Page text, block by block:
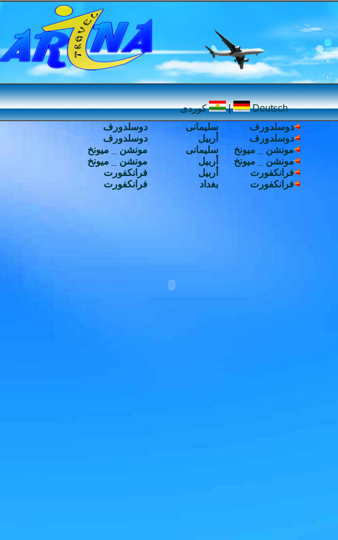
کوردی |
Deutsch
دوسلدورف
سلیمانی
دوسلدورف
دوسلدورف
أربیل
دوسلدورف
مونشن _ میونخ
سلیمانی
مونشن _ میونخ
مونشن _ میونخ
أربیل
مونشن _ میونخ
فرانکفورت
أربیل
فرانکفورت
فرانکفورت
بغداد فرانکفورت